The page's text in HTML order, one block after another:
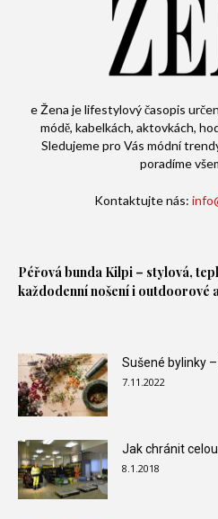
e Žena je lifestylový časopis
módě, kabelkách, aktovkách,
Sledujeme pro Vás módní
poradíme
Kontaktujte nás:
Péřová bunda Kilpi – stylová,
každodenní nošení i outdoorové
Sušené bylinky
7.11.2022
Jak chránit
8.1.2018